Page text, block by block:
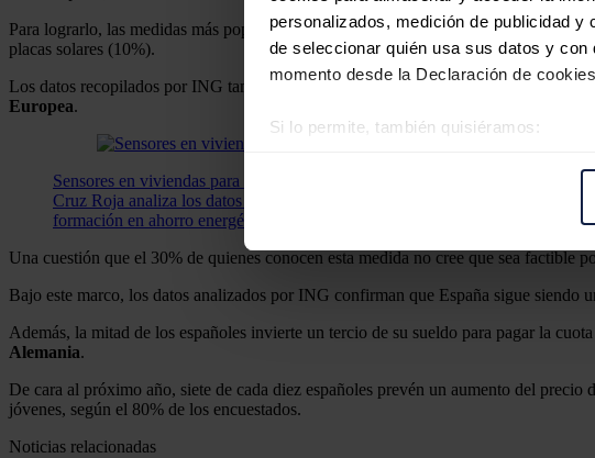
personalizados, medición de publicidad
de seleccionar quién usa sus datos y
momento desde la Declaración de
Si lo permite, también quisiéramos:
Las cookies de este sitio web se usan
redes sociales, publicidad y análisis
Para lograrlo, las medidas más populares son la reducción del uso de dispositivos
placas solares (10%).
Los datos recopilados por ING también indican que sólo el 26% de los españoles
Europea.
Sensores en viviendas para detectar casos de pobreza energética
Cruz Roja analiza los datos y pone medidas correctivas a esta situación,
formación en ahorro energético.
Una cuestión que el 30% de quienes conocen esta medida no cree que sea factible
Bajo este marco, los datos analizados por ING confirman que España sigue
Además, la mitad de los españoles invierte un tercio de su sueldo para pagar la
Alemania.
De cara al próximo año, siete de cada diez españoles prevén un aumento del
jóvenes, según el 80% de los encuestados.
Noticias relacionadas